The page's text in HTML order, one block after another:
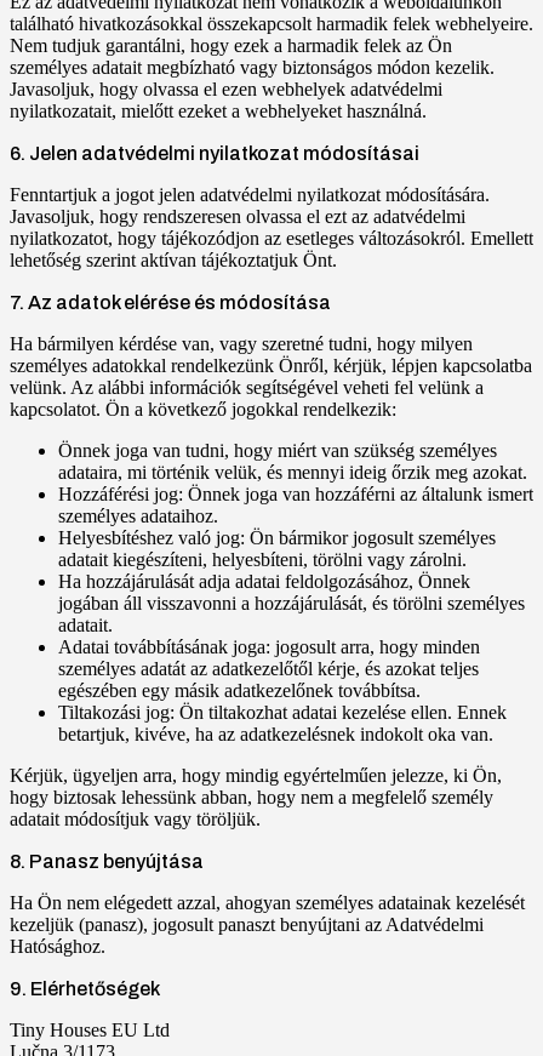
található hivatkozásokkal összekapcsolt harmadik felek webhelyeire.
Nem tudjuk garantálni, hogy ezek a harmadik felek az Ön
személyes adatait megbízható vagy biztonságos módon kezelik.
Javasoljuk, hogy olvassa el ezen webhelyek adatvédelmi
nyilatkozatait, mielőtt ezeket a webhelyeket használná.
6. Jelen adatvédelmi nyilatkozat módosításai
Fenntartjuk a jogot jelen adatvédelmi nyilatkozat módosítására.
Javasoljuk, hogy rendszeresen olvassa el ezt az adatvédelmi
nyilatkozatot, hogy tájékozódjon az esetleges változásokról. Emellett
lehetőség szerint aktívan tájékoztatjuk Önt.
7. Az adatok elérése és módosítása
Ha bármilyen kérdése van, vagy szeretné tudni, hogy milyen
személyes adatokkal rendelkezünk Önről, kérjük, lépjen kapcsolatba
velünk. Az alábbi információk segítségével veheti fel velünk a
kapcsolatot. Ön a következő jogokkal rendelkezik:
Önnek joga van tudni, hogy miért van szükség személyes
adataira, mi történik velük, és mennyi ideig őrzik meg azokat.
Hozzáférési jog: Önnek joga van hozzáférni az általunk ismert
személyes adataihoz.
Helyesbítéshez való jog: Ön bármikor jogosult személyes
adatait kiegészíteni, helyesbíteni, törölni vagy zárolni.
Ha hozzájárulását adja adatai feldolgozásához, Önnek
jogában áll visszavonni a hozzájárulását, és törölni személyes
adatait.
Adatai továbbításának joga: jogosult arra, hogy minden
személyes adatát az adatkezelőtől kérje, és azokat teljes
egészében egy másik adatkezelőnek továbbítsa.
Tiltakozási jog: Ön tiltakozhat adatai kezelése ellen. Ennek
betartjuk, kivéve, ha az adatkezelésnek indokolt oka van.
Kérjük, ügyeljen arra, hogy mindig egyértelműen jelezze, ki Ön,
hogy biztosak lehessünk abban, hogy nem a megfelelő személy
adatait módosítjuk vagy töröljük.
8. Panasz benyújtása
Ha Ön nem elégedett azzal, ahogyan személyes adatainak kezelését
kezeljük (panasz), jogosult panaszt benyújtani az Adatvédelmi
Hatósághoz.
9. Elérhetőségek
Tiny Houses EU Ltd